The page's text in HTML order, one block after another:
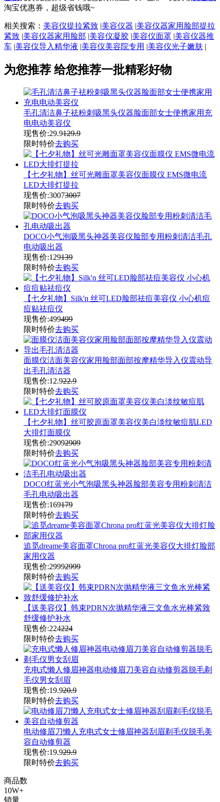
淘宝优惠券，超级省钱哦~
相关搜索： 美容仪提拉紧致 |美容仪器 |美容仪器家用脸部提拉
紧致 |美容仪器家用脸部 |美容仪凝胶 |美容仪面罩 |美容仪器推
车 |美容仪导入精华液 |美容仪美容院专用 |美容仪光子嫩肤 |
为您推荐 给您推荐一批精彩好物
毛孔清洁鼻子祛粉刺吸黑头仪器脸面部女士便携家用充
电电动美容仪
现售价:29.9129.9
限时特价去购买
【七夕礼物】丝可光雕面罩美容仪面膜仪 EMS微电流
LED大排灯提拉
现售价:30073007
限时特价去购买
DOCO小气泡吸黑头神器美容仪脸部专用粉刺清洁毛孔
电动吸出器
现售价:129139
限时特价去购买
【七夕礼物】Silk'n 丝可LED脸部祛痘美容仪 小心机痘
痘贴祛痘仪
现售价:499499
限时特价去购买
面膜仪洁面美容仪家用脸部面部按摩精华导入仪震动导
出毛孔清洁器
现售价:12.922.9
限时特价去购买
【七夕礼物】丝可胶原面罩美容仪美白淡纹敏痘肌LED
大排灯面膜仪
现售价:29092909
限时特价去购买
DOCO红蓝光小气泡吸黑头神器脸部美容专用粉刺清洁
毛孔电动吸出器
现售价:169179
限时特价去购买
追觅dreame美容面罩Chrona pro红蓝光美容仪大排灯脸部
家用仪器
现售价:29992999
限时特价去购买
【送美容仪】韩束PDRN次抛精华液三文鱼水光棒紧致
舒缓修护补水
现售价:224224
限时特价去购买
充电式懒人修眉神器电动修眉刀美容自动修剪器脱毛剃
毛仪男女刮眉
现售价:19.920.9
限时特价去购买
电动修眉刀懒人充电式女士修眉神器刮眉剃毛仪脱毛美
容自动修剪器
现售价:19.929.9
限时特价去购买
商品数
10W+
销量